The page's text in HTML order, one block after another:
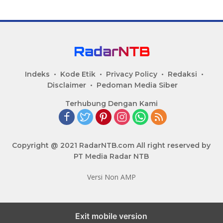
Indeks Kode Etik Privacy Policy
Redaksi
Disclaimer
Pedoman Media Siber
Terhubung Dengan Kami
Copyright @ 2021 RadarNTB.com All right reserved by
PT Media Radar NTB
Versi Non AMP
Exit mobile version